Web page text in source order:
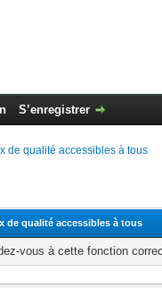
S’enregistrer
de qualité accessibles à tous
de qualité accessibles à tous
vous à cette fonction